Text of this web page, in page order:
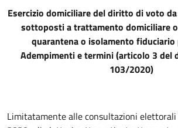
Esercizio domiciliare del diritto di voto
sottoposti a trattamento domiciliare
quarantena o isolamento
Adempimenti e termini (articolo 3 del
103/2020)
Limitatamente alle consultazioni